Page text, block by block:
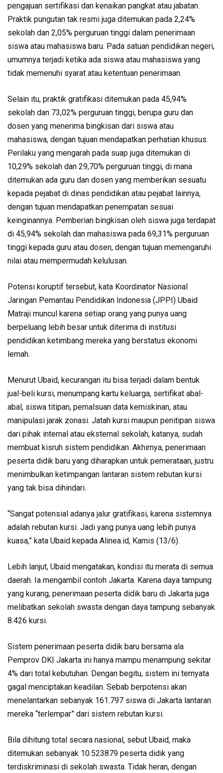
pengajuan sertifikasi dan kenaikan pangkat atau jabatan.
Praktik pungutan tak resmi juga ditemukan pada 2,24%
sekolah dan 2,05% perguruan tinggi dalam penerimaan
siswa atau mahasiswa baru. Pada satuan pendidikan negeri,
umumnya terjadi ketika ada siswa atau mahasiswa yang
tidak memenuhi syarat atau ketentuan penerimaan.
Selain itu, praktik gratifikasi ditemukan pada 45,94%
sekolah dan 73,02% perguruan tinggi, berupa guru dan
dosen yang menerima bingkisan dari siswa atau
mahasiswa, dengan tujuan mendapatkan perhatian khusus.
Perilaku yang mengarah pada suap juga ditemukan di
10,29% sekolah dan 29,70% perguruan tinggi, di mana
ditemukan ada guru dan dosen yang memberikan sesuatu
kepada pejabat di dinas pendidikan atau pejabat lainnya,
dengan tujuan mendapatkan penempatan sesuai
keinginannya. Pemberian bingkisan oleh siswa juga terdapat
di 45,94% sekolah dan mahasiswa pada 69,31% perguruan
tinggi kepada guru atau dosen, dengan tujuan memengaruhi
nilai atau mempermudah kelulusan.
Potensi koruptif tersebut, kata Koordinator Nasional
Jaringan Pemantau Pendidikan Indonesia (JPPI) Ubaid
Matraji muncul karena setiap orang yang punya uang
berpeluang lebih besar untuk diterima di institusi
pendidikan ketimbang mereka yang berstatus ekonomi
lemah.
Menurut Ubaid, kecurangan itu bisa terjadi dalam bentuk
jual-beli kursi, menumpang kartu keluarga, sertifikat abal-
abal, siswa titipan, pemalsuan data kemiskinan, atau
manipulasi jarak zonasi. Jatah kursi maupun penitipan siswa
dari pihak internal atau eksternal sekolah, katanya, sudah
membuat kisruh sistem pendidikan. Akhirnya, penerimaan
peserta didik baru yang diharapkan untuk pemerataan, justru
menimbulkan ketimpangan lantaran sistem rebutan kursi
yang tak bisa dihindari.
“Sangat potensial adanya jalur gratifikasi, karena sistemnya
adalah rebutan kursi. Jadi yang punya uang lebih punya
kuasa,” kata Ubaid kepada Alinea.id, Kamis (13/6).
Lebih lanjut, Ubaid mengatakan, kondisi itu merata di semua
daerah. Ia mengambil contoh Jakarta. Karena daya tampung
yang kurang, penerimaan peserta didik baru di Jakarta juga
melibatkan sekolah swasta dengan daya tampung sebanyak
8.426 kursi.
Sistem penerimaan peserta didik baru bersama ala
Pemprov DKI Jakarta ini hanya mampu menampung sekitar
4% dari total kebutuhan. Dengan begitu, sistem ini ternyata
gagal menciptakan keadilan. Sebab berpotensi akan
menelantarkan sebanyak 161.797 siswa di Jakarta lantaran
mereka “terlempar” dari sistem rebutan kursi.
Bila dihitung total secara nasional, sebut Ubaid, maka
ditemukan sebanyak 10.523879 peserta didik yang
terdiskriminasi di sekolah swasta. Tidak heran, dengan